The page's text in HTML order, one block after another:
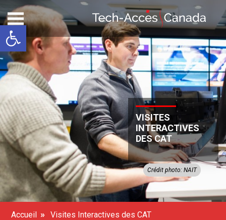
Ouvrir la barre d’outils
VISITES
INTERACTIVES
DES CAT
Crédit photo: NAIT
Accueil » Visites Interactives des CAT